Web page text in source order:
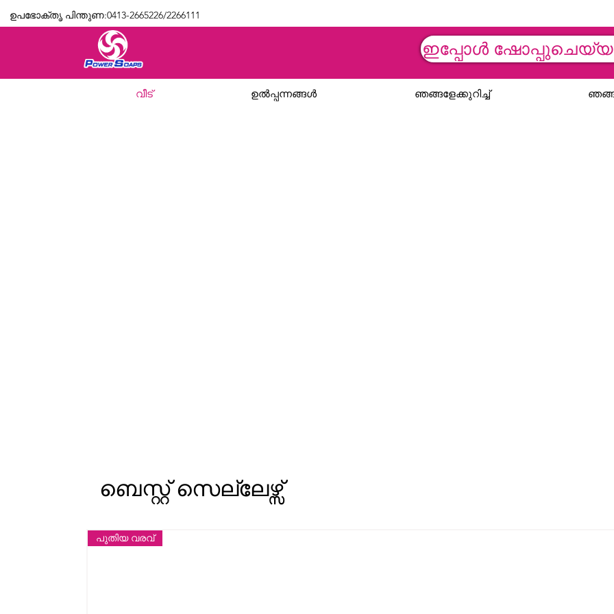
ഉപഭോക്തൃ പിന്തുണ:0413-2665226/2266111
ഇപ്പോൾ
വീട് ഉൽപ്പന്നങ്ങൾ ഞങ്ങളേക്കുറിച്ച്
ബെസ്റ്റ് സെല്ലേഴ്സ്
പുതിയ വരവ്